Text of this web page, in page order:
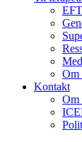
Om
Kontakt